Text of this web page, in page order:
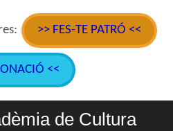
>> FES-TE PATRÓ <<
<<
de Cultura